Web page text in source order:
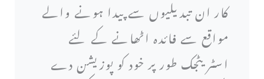
کار ان تبدیلیوں سے پیدا ہونے والے
مواقع سے فائدہ اٹھانے کے لئے
اسٹریٹجک طور پر خود کو پوزیشن دے